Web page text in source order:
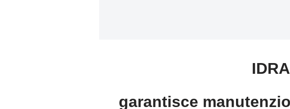
garantisce